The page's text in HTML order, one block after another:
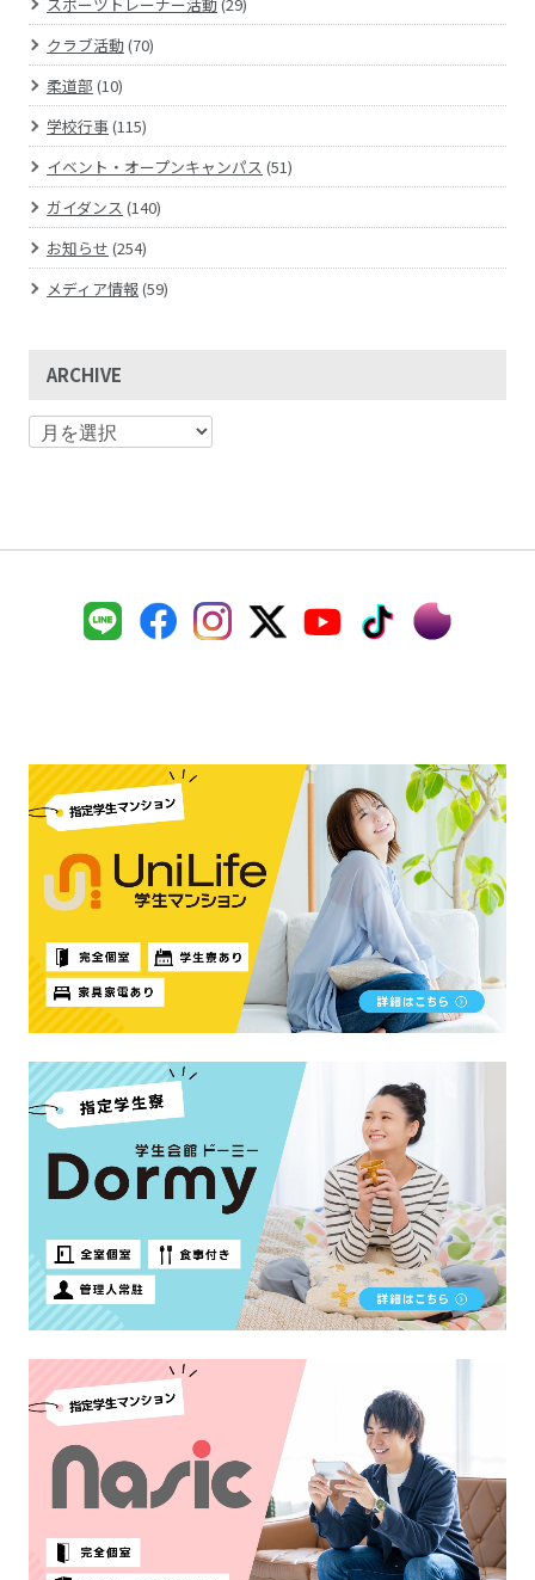
クラブ活動(70)
柔道部 (10)
学校行事(115)
イベント・オープンキャンパス (51)
ガイダンス (140)
お知らせ (254)
メディア情報(59)
ARCHIVE